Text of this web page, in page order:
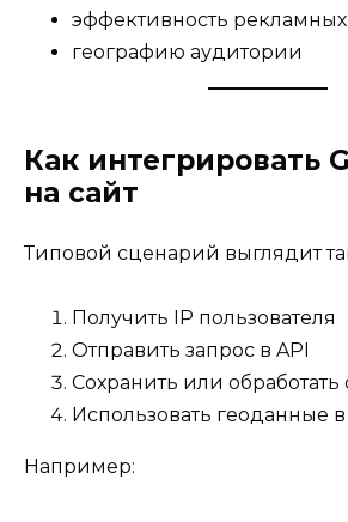
эффективность
географию аудитории
Как интегрировать
на сайт
Типовой сценарий выглядит
Получить IP пользователя
Отправить запрос в API
Сохранить или обработать
Использовать геоданные
Например: